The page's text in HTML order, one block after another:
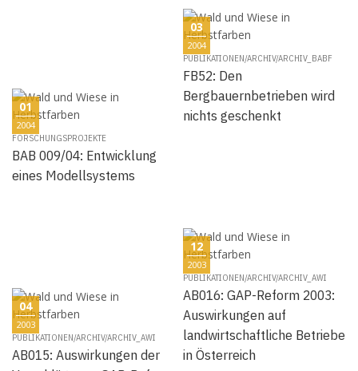
03
2004
PUBLIKATIONEN/ARCHIV/ARCHIV_BABF
FB52: Den
Bergbauernbetrieben wird
nichts geschenkt
01
2004
FORSCHUNGSPROJEKTE
BAB 009/04: Entwicklung
eines Modellsystems
12
2003
PUBLIKATIONEN/ARCHIV/ARCHIV_AWI
AB016: GAP-Reform 2003:
Auswirkungen auf
landwirtschaftliche Betriebe
in Österreich
04
2003
PUBLIKATIONEN/ARCHIV/ARCHIV_AWI
AB015: Auswirkungen der